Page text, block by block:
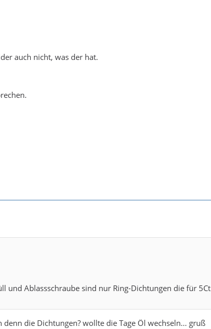
auch nicht, was der hat.
und Ablassschraube sind nur Ring-Dichtungen die für
die Dichtungen? wollte die Tage Öl wechseln... gruß